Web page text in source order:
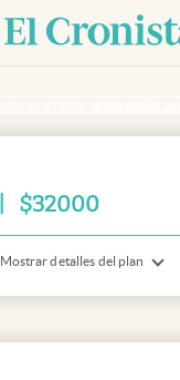
$32000
Mostrar detalles del plan